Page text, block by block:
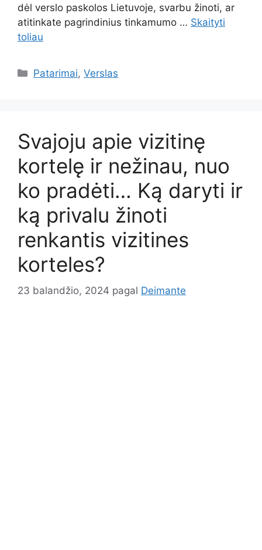
dėl verslo paskolos Lietuvoje, svarbu žinoti, ar
atitinkate pagrindinius tinkamumo … Skaityti
toliau
Kategorijos
Patarimai,Verslas
Svajoju apie vizitinę
kortelę ir nežinau, nuo
ko pradėti… Ką daryti ir
ką privalu žinoti
renkantis vizitines
korteles?
23 balandžio, 2024 pagal Deimante